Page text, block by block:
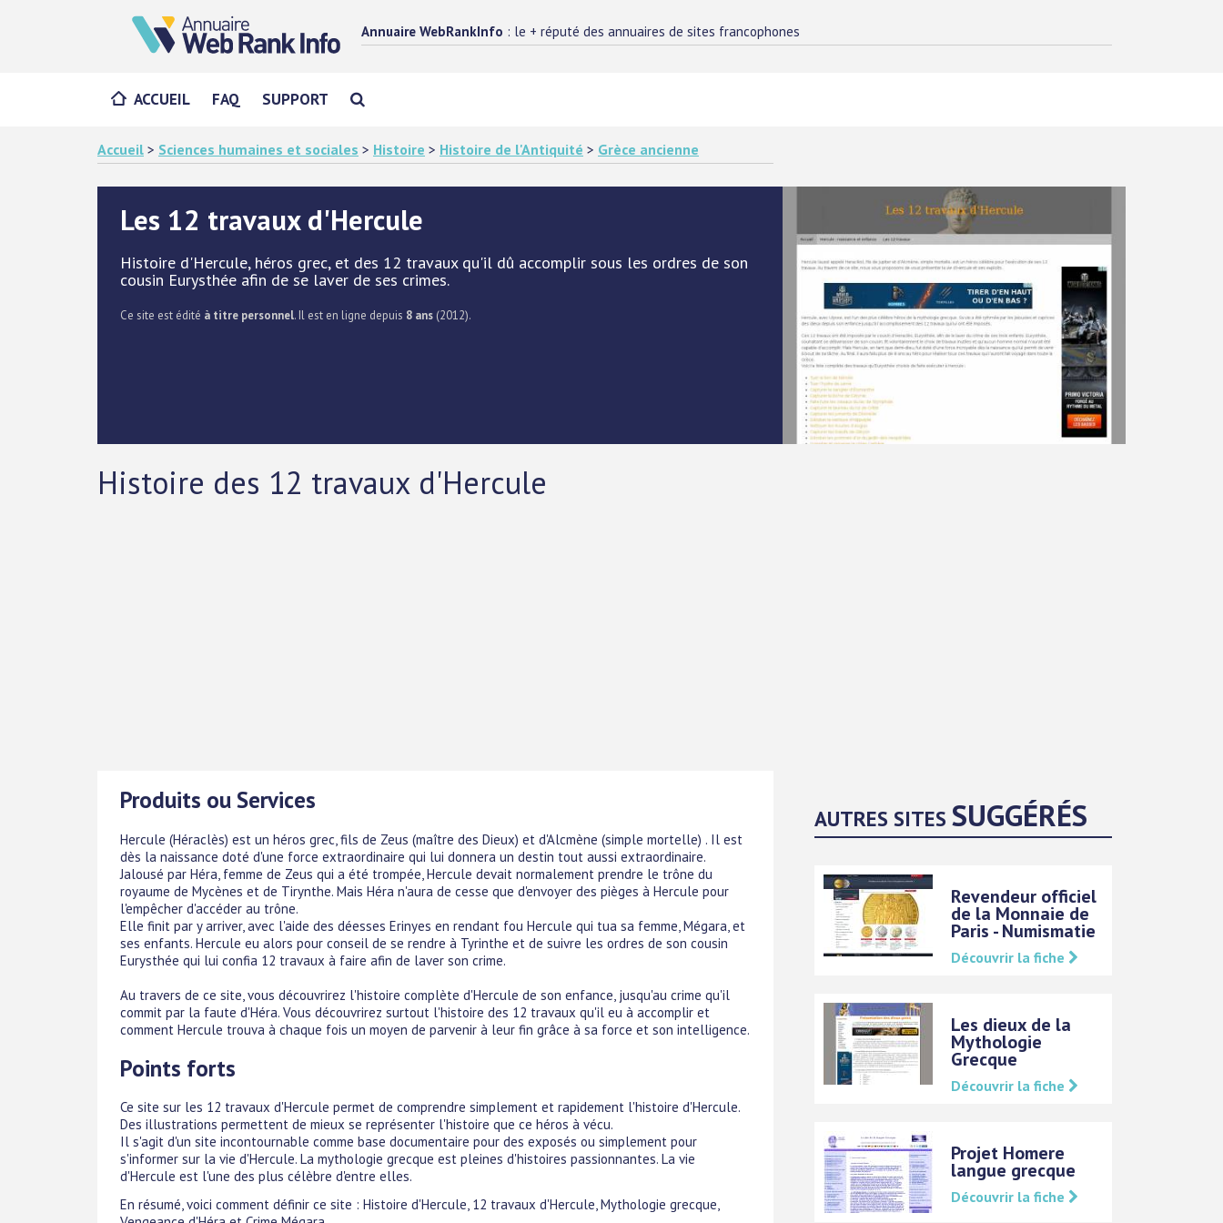
Annuaire WebRankInfo : le + réputé des annuaires de sites francophones
ACCUEIL FAQ SUPPORT
Accueil > Sciences humaines et sociales > Histoire > Histoire de l'Antiquité > Grèce ancienne
Les 12 travaux d'Hercule
Histoire d'Hercule, héros grec, et des 12 travaux qu'il dû accomplir sous les ordres de son
cousin Eurysthée afin de se laver de ses crimes.
Ce site est édité à titre personnel. Il est en ligne depuis 8 ans (2012).
Histoire des 12 travaux d'Hercule
Produits ou Services
Hercule (Héraclès) est un héros grec, fils de Zeus (maître des Dieux) et d'Alcmène (simple mortelle) . Il est
dès la naissance doté d'une force extraordinaire qui lui donnera un destin tout aussi extraordinaire.
Jalousé par Héra, femme de Zeus qui a été trompée, Hercule devait normalement prendre le trône du
royaume de Mycènes et de Tirynthe. Mais Héra n'aura de cesse que d'envoyer des pièges à Hercule pour
l'empêcher d'accéder au trône.
Elle finit par y arriver, avec l'aide des déesses Erinyes en rendant fou Hercule qui tua sa femme, Mégara, et
ses enfants. Hercule eu alors pour conseil de se rendre à Tyrinthe et de suivre les ordres de son cousin
Eurysthée qui lui confia 12 travaux à faire afin de laver son crime.
Au travers de ce site, vous découvrirez l'histoire complète d'Hercule de son enfance, jusqu'au crime qu'il
commit par la faute d'Héra. Vous découvrirez surtout l'histoire des 12 travaux qu'il eu à accomplir et
comment Hercule trouva à chaque fois un moyen de parvenir à leur fin grâce à sa force et son intelligence.
Points forts
Ce site sur les 12 travaux d'Hercule permet de comprendre simplement et rapidement l'histoire d'Hercule.
Des illustrations permettent de mieux se représenter l'histoire que ce héros à vécu.
Il s'agit d'un site incontournable comme base documentaire pour des exposés ou simplement pour
s'informer sur la vie d'Hercule. La mythologie grecque est pleines d'histoires passionnantes. La vie
d'Hercule est l'une des plus célèbre d'entre elles.
En résumé, voici comment définir ce site : Histoire d'Hercule, 12 travaux d'Hercule, Mythologie grecque,
AUTRES SITESSUGGÉRÉS
Revendeur officiel
de la Monnaie de
Paris - Numismatie
Découvrir la fiche
Les dieux de la
Mythologie
Grecque
Découvrir la fiche
Projet Homere
langue grecque
Découvrir la fiche